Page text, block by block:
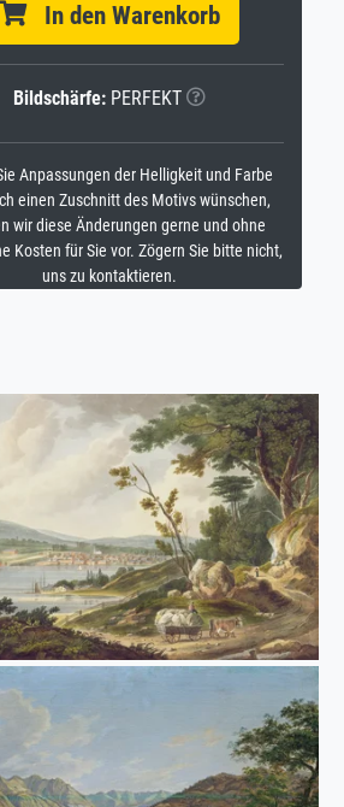
In den Warenkorb
Bildschärfe: PERFEKT
Anpassungen der Helligkeit und Farbe
einen Zuschnitt des Motivs wünschen,
wir diese Änderungen gerne und ohne
Kosten für Sie vor. Zögern Sie bitte nicht,
uns zu kontaktieren.